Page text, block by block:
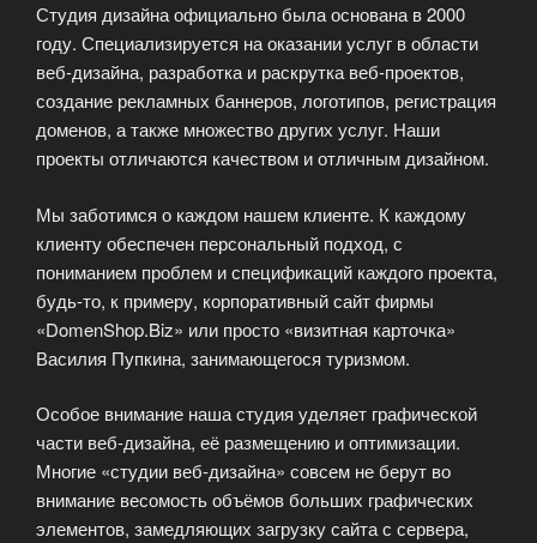
Студия дизайна официально была основана в 2000
году. Специализируется на оказании услуг в области
веб-дизайна, разработка и раскрутка веб-проектов,
создание рекламных баннеров, логотипов, регистрация
доменов, а также множество других услуг. Наши
проекты отличаются качеством и отличным дизайном.
Мы заботимся о каждом нашем клиенте. К каждому
клиенту обеспечен персональный подход, с
пониманием проблем и спецификаций каждого проекта,
будь-то, к примеру, корпоративный сайт фирмы
«DomenShop.Biz» или просто «визитная карточка»
Василия Пупкина, занимающегося туризмом.
Особое внимание наша студия уделяет графической
части веб-дизайна, её размещению и оптимизации.
Многие «студии веб-дизайна» совсем не берут во
внимание весомость объёмов больших графических
элементов, замедляющих загрузку сайта с сервера,